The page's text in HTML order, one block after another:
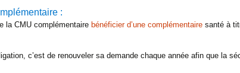
:
la CMU complémentaire bénéficier d’une complémentaire santé à
c’est de renouveler sa demande chaque année afin que la